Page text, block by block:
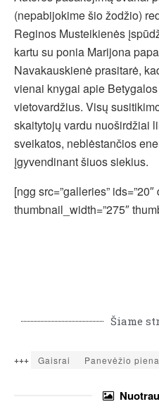
(nepabijokime šio žodžio)
Reginos Musteikienės
kartu su ponia Marijona
Navakauskienė prasitarė,
vienai knygai apie
vietovardžius. Visų
skaitytojų vardu nuoširdžiai
sveikatos, neblėstančios
įgyvendinant šiuos siekius.
[ngg src=”galleries”
thumbnail_width=”275″
Šiame
+++ Gaisrai Panevėžio